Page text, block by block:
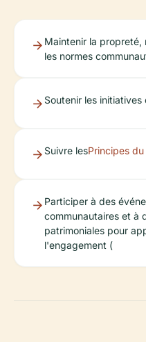
Maintenir la propreté,
les normes
Soutenir les
Suivre lesPrincipes
Participer à des
communautaires et à
patrimoniales pour
l'engagement (